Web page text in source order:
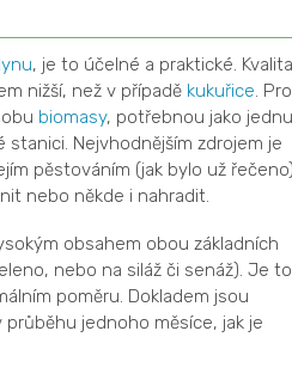
, je to účelné a praktické. Kvalita
nižší, než v případě kukuřice . Pro
biomasy, potřebnou jako jednu
stanici. Nejvhodnějším zdrojem je
pěstováním (jak bylo už
nebo někde i nahradit.
obsahem obou základních
nebo na siláž či senáž). Je to
poměru. Dokladem jsou
průběhu jednoho měsíce, jak je